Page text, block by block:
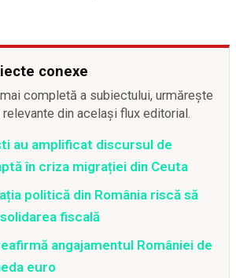
conexe
completă a subiectului, urmărește
din același flux editorial.
au amplificat discursul de
în criza migrației din Ceuta
politică din România riscă să
fiscală
angajamentul României de
euro